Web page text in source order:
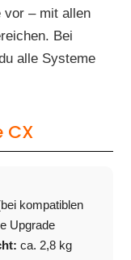
vor – mit allen
Bei
alle Systeme
CX
kompatiblen
Upgrade
ca. 2,8 kg